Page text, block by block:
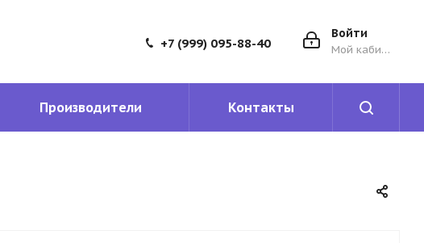
Войти
Мой кабинет
+7 (999) 095-88-40
Производители Контакты